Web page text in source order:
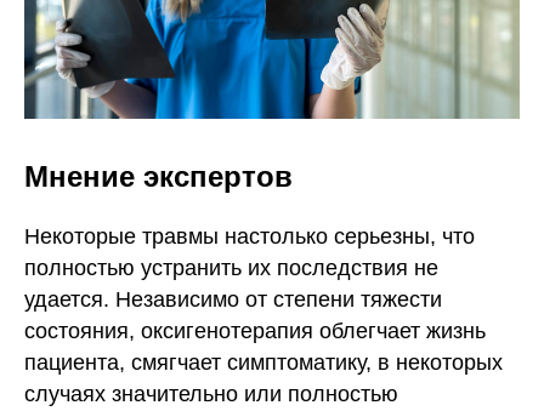
Мнение экспертов
Некоторые травмы настолько серьезны, что
полностью устранить их последствия не
удается. Независимо от степени тяжести
состояния, оксигенотерапия облегчает жизнь
пациента, смягчает симптоматику, в некоторых
случаях значительно или полностью